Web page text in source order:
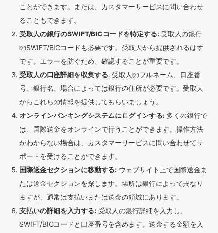
ことができます。または、カスタマーサービスに問い合わせ
ることもできます。
受取人の銀行のSWIFT/BICコードを特定する: 受取人の銀行
のSWIFT/BICコードも必要です。受取人から提供されるはず
です。エラーを防ぐため、確認することが重要です。
受取人の口座詳細を収集する: 受取人のフルネーム、口座番
号、銀行名、場合によっては銀行の住所が必要です。受取人
からこれらの情報を提供してもらいましょう。
オンラインバンキングシステムにログインする: 多くの銀行で
は、国際送金をオンラインで行うことができます。操作方法
がわからない場合は、カスタマーサービスに問い合わせてサ
ポートを受けることができます。
国際送金セクションに移動する: ウェブサイト上で国際送金ま
たは送金セクションを探します。場所は銀行によって異なり
ますが、通常は支払いまたは送金の領域にあります。
支払いの詳細を入力する: 受取人の銀行詳細を入力し、
SWIFT/BICコードと口座番号を含めます。送金する金額を入